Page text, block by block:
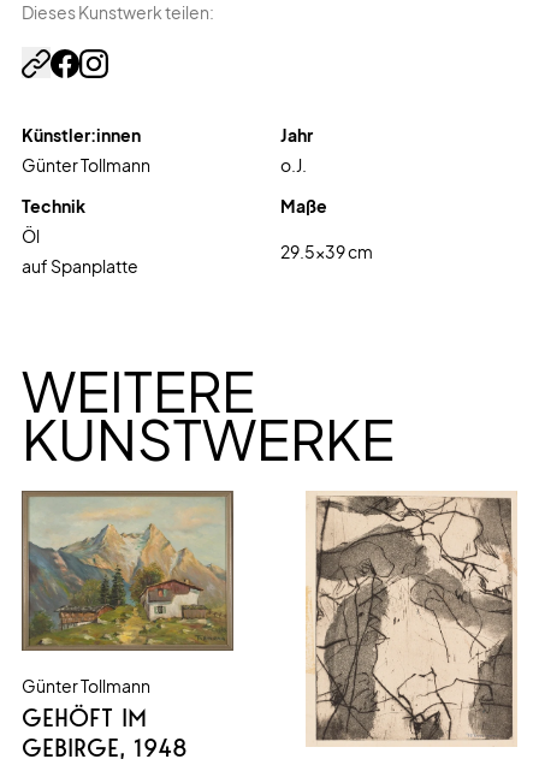
Dieses Kunstwerk teilen:
WEITERE
KUNSTWERKE
Günter Tollmann
GEHÖFT IM
GEBIRGE, 1948
Künstler:innen
Günter Tollmann
Jahr
o.J.
Technik
Öl
auf Spanplatte
Maße
29.5x39cm